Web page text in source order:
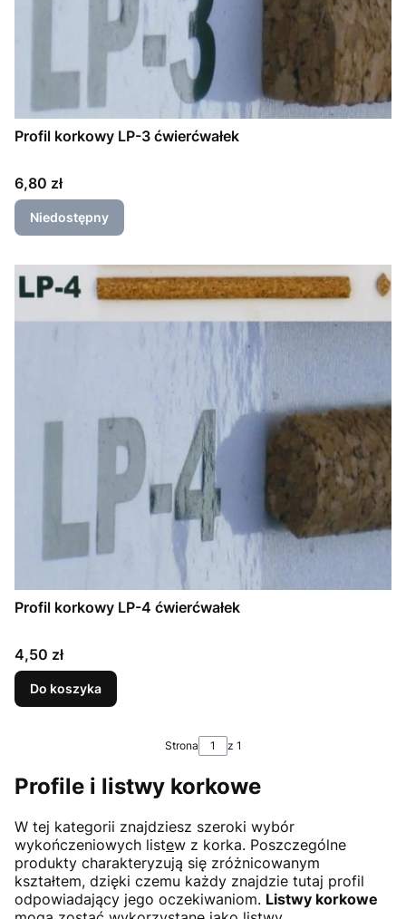
Profil korkowy LP-3 ćwierćwałek
Cena
6,80 zł
Niedostępny
Profil korkowy LP-4 ćwierćwałek
Cena
4,50 zł
Do koszyka
Strona z 1
Profile i listwy korkowe
W tej kategorii znajdziesz szeroki wybór
wykończeniowych listew z korka. Poszczególne
produkty charakteryzują się zróżnicowanym
kształtem, dzięki czemu każdy znajdzie tutaj profil
odpowiadający jego oczekiwaniom. Listwy korkowe